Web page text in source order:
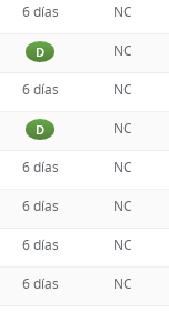
6 días NC
D NC
6 días NC
D NC
6 días NC
6 días NC
6 días NC
6 días NC